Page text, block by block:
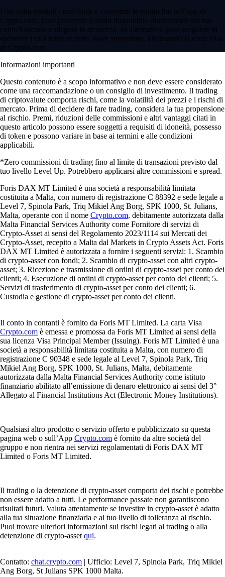
Una volta venduti i tuoi Snek e convertiti in valuta fiat nell'app di
Crypto.com, puoi prelevare il saldo disponibile direttamente sul tuo
conto bancario collegato in sicurezza. In alternativa, puoi scegliere di
spendere i tuoi fondi in euro, dove supportato, utilizzando la carta Visa
di Crypto.com.
Informazioni importanti
Questo contenuto è a scopo informativo e non deve essere considerato
come una raccomandazione o un consiglio di investimento. Il trading
di criptovalute comporta rischi, come la volatilità dei prezzi e i rischi di
mercato. Prima di decidere di fare trading, considera la tua propensione
al rischio. Premi, riduzioni delle commissioni e altri vantaggi citati in
questo articolo possono essere soggetti a requisiti di idoneità, possesso
di token e possono variare in base ai termini e alle condizioni
applicabili.
*Zero commissioni di trading fino al limite di transazioni previsto dal
tuo livello Level Up. Potrebbero applicarsi altre commissioni e spread.
Foris DAX MT Limited è una società a responsabilità limitata
costituita a Malta, con numero di registrazione C 88392 e sede legale a
Level 7, Spinola Park, Triq Mikiel Ang Borg, SPK 1000, St. Julians,
Malta, operante con il nome Crypto.com, debitamente autorizzata dalla
Malta Financial Services Authority come Fornitore di servizi di
Crypto-Asset ai sensi del Regolamento 2023/1114 sui Mercati dei
Crypto-Asset, recepito a Malta dal Markets in Crypto Assets Act. Foris
DAX MT Limited è autorizzata a fornire i seguenti servizi: 1. Scambio
di crypto-asset con fondi; 2. Scambio di crypto-asset con altri crypto-
asset; 3. Ricezione e trasmissione di ordini di crypto-asset per conto dei
clienti; 4. Esecuzione di ordini di crypto-asset per conto dei clienti; 5.
Servizi di trasferimento di crypto-asset per conto dei clienti; 6.
Custodia e gestione di crypto-asset per conto dei clienti.
Il conto in contanti è fornito da Foris MT Limited. La carta Visa
Crypto.com è emessa e promossa da Foris MT Limited ai sensi della
sua licenza Visa Principal Member (Issuing). Foris MT Limited è una
società a responsabilità limitata costituita a Malta, con numero di
registrazione C 90348 e sede legale al Level 7, Spinola Park, Triq
Mikiel Ang Borg, SPK 1000, St. Julians, Malta, debitamente
autorizzata dalla Malta Financial Services Authority come istituto
finanziario abilitato all’emissione di denaro elettronico ai sensi del 3°
Allegato al Financial Institutions Act (Electronic Money Institutions).
Qualsiasi altro prodotto o servizio offerto e pubblicizzato su questa
pagina web o sull’App Crypto.com è fornito da altre società del
gruppo e non rientra nei servizi regolamentati di Foris DAX MT
Limited o Foris MT Limited.
Il trading o la detenzione di crypto-asset comporta dei rischi e potrebbe
non essere adatto a tutti. Le performance passate non garantiscono
risultati futuri. Valuta attentamente se investire in crypto-asset è adatto
alla tua situazione finanziaria e al tuo livello di tolleranza al rischio.
Puoi trovare ulteriori informazioni sui rischi legati al trading o alla
detenzione di crypto-asset qui.
Contatto: chat.crypto.com | Ufficio: Level 7, Spinola Park, Triq Mikiel
Ang Borg, St Julians SPK 1000 Malta.